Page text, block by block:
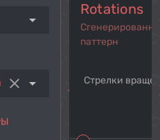
arrow_drop_down
clear arrow_drop_down navigate_before
Rotations
паттерн
Стрелки